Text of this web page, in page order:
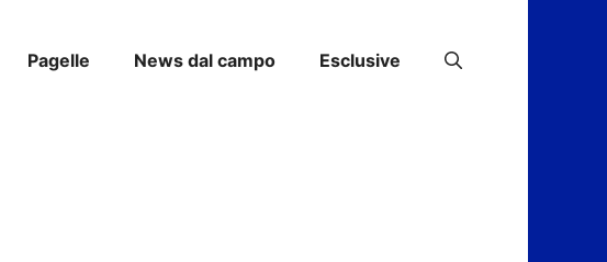
Pagelle News dal campo Esclusive